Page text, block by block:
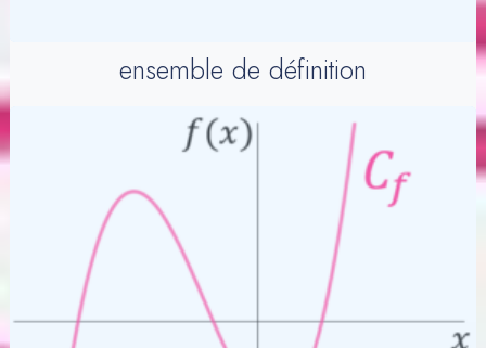
ensemble de définition